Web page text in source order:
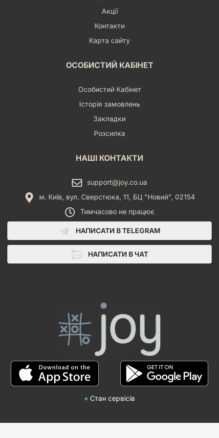
своїй дитині незабутні моменти навчання та гри!
#НастільнаГра #Пазл #ДитячіІгри #Котик #РозвиваючіІгри
Акції
Контакти
Карта сайту
ОСОБИСТИЙ КАБІНЕТ
Особистий Кабінет
Історія замовлень
Закладки
Розсилка
НАШІ КОНТАКТИ
support@joy.co.ua
м. Київ, вул. Сверстюка, 11, БЦ "Новий", 02154
Тимчасово не працює
НАПИСАТИ В TELEGRAM
НАПИСАТИ В ЧАТ
● Стан сервісів